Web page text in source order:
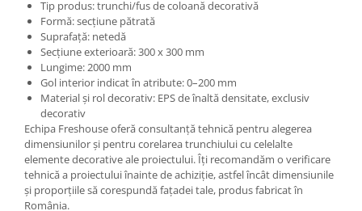
Tip produs: trunchi/fus de coloană decorativă
Formă: secțiune pătrată
Suprafață: netedă
Secțiune exterioară: 300 x 300 mm
Lungime: 2000 mm
Gol interior indicat în atribute: 0–200 mm
Material și rol decorativ: EPS de înaltă densitate, exclusiv
decorativ
Echipa Freshouse oferă consultanță tehnică pentru alegerea
dimensiunilor și pentru corelarea trunchiului cu celelalte
elemente decorative ale proiectului. Îți recomandăm o verificare
tehnică a proiectului înainte de achiziție, astfel încât dimensiunile
și proporțiile să corespundă fațadei tale, produs fabricat în
România.